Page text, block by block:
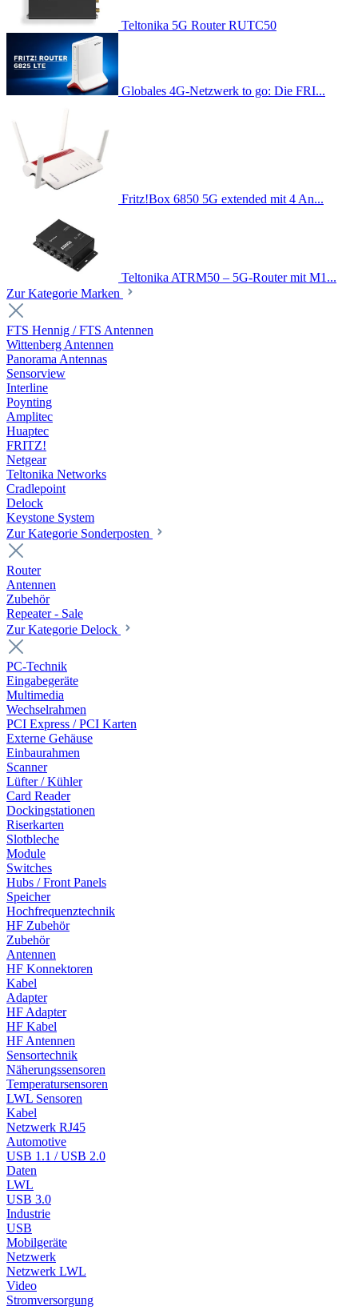
Teltonika 5G Router RUTC50
Globales 4G-Netzwerk to go: Die FRI...
Fritz!Box 6850 5G extended mit 4 An...
Teltonika ATRM50 – 5G-Router mit M1...
Zur Kategorie Marken
FTS Hennig / FTS Antennen
Wittenberg Antennen
Panorama Antennas
Sensorview
Interline
Poynting
Amplitec
Huaptec
FRITZ!
Netgear
Teltonika Networks
Cradlepoint
Delock
Keystone System
Zur Kategorie Sonderposten
Router
Antennen
Zubehör
Repeater - Sale
Zur Kategorie Delock
PC-Technik
Eingabegeräte
Multimedia
Wechselrahmen
PCI Express / PCI Karten
Externe Gehäuse
Einbaurahmen
Scanner
Lüfter / Kühler
Card Reader
Dockingstationen
Riserkarten
Slotbleche
Module
Switches
Hubs / Front Panels
Speicher
Hochfrequenztechnik
HF Zubehör
Zubehör
Antennen
HF Konnektoren
Kabel
Adapter
HF Adapter
HF Kabel
HF Antennen
Sensortechnik
Näherungssensoren
Temperatursensoren
LWL Sensoren
Kabel
Netzwerk RJ45
Automotive
USB 1.1 / USB 2.0
Daten
LWL
USB 3.0
Industrie
USB
Mobilgeräte
Netzwerk
Netzwerk LWL
Video
Stromversorgung